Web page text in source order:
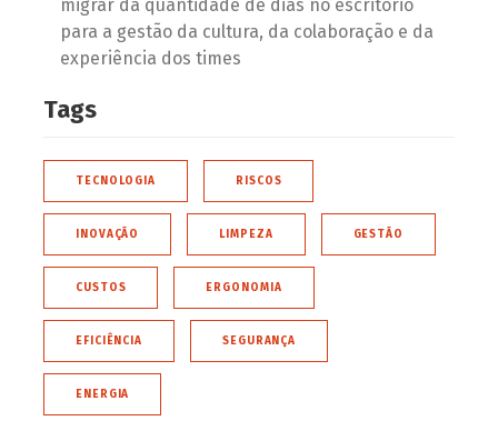
migrar da quantidade de dias no escritório
para a gestão da cultura, da colaboração e da
experiência dos times
Tags
TECNOLOGIA RISCOS
INOVAÇÃO LIMPEZA GESTÃO
CUSTOS ERGONOMIA
EFICIÊNCIA SEGURANÇA
ENERGIA